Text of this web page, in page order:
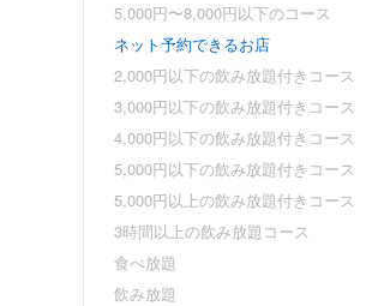
5,000円〜8,000円以下のコース
ネット予約できるお店
2,000円以下の飲み放題付きコース
3,000円以下の飲み放題付きコース
4,000円以下の飲み放題付きコース
5,000円以下の飲み放題付きコース
5,000円以上の飲み放題付きコース
3時間以上の飲み放題コース
食べ放題
飲み放題